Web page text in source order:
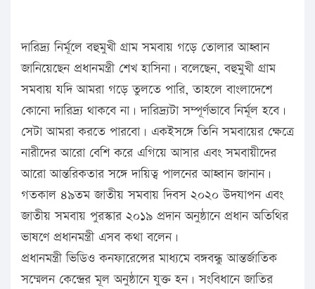
দারিদ্র্য নির্মূলে বহুমুখী গ্রাম সমবায় গড়ে তোলার আহ্বান
জানিয়েছেন প্রধানমন্ত্রী শেখ হাসিনা। বলেছেন, বহুমুখী গ্রাম
সমবায় যদি আমরা গড়ে তুলতে পারি, তাহলে বাংলাদেশে
কোনো দারিদ্র্য থাকবে না। দারিদ্র্যটা সম্পূর্ণভাবে নির্মূল হবে।
সেটা আমরা করতে পারবো। একইসঙ্গে তিনি সমবায়ের ক্ষেত্রে
নারীদের আরো বেশি করে এগিয়ে আসার এবং সমবায়ীদের
আরো আন্তরিকতার সঙ্গে দায়িত্ব পালনের আহ্বান জানান।
গতকাল ৪৯তম জাতীয় সমবায় দিবস ২০২০ উদযাপন এবং
জাতীয় সমবায় পুরস্কার ২০১৯ প্রদান অনুষ্ঠানে প্রধান অতিথির
ভাষণে প্রধানমন্ত্রী এসব কথা বলেন।
প্রধানমন্ত্রী ভিডিও কনফারেন্সের মাধ্যমে বঙ্গবন্ধু আন্তর্জাতিক
সম্মেলন কেন্দ্রের মূল অনুষ্ঠানে যুক্ত হন। সংবিধানে জাতির